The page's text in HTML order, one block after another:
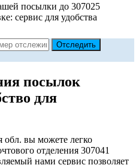
посылки до 307025
сервис для удобства
посылок
для
вы можете легко
отделения 307041
нами сервис позволяет